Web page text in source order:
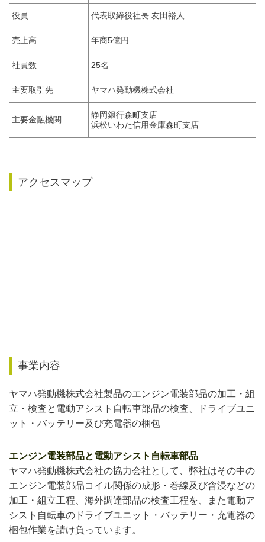
役員 代表取締役社長 友田裕人
売上高 年商5億円
社員数 25名
主要取引先 ヤマハ発動機株式会社
主要金融機関
静岡銀行森町支店
浜松いわた信用金庫森町支店
アクセスマップ
事業内容
ヤマハ発動機株式会社製品のエンジン電装部品の加工・組
立・検査と電動アシスト自転車部品の検査、ドライブユニ
ット・バッテリー及び充電器の梱包
エンジン電装部品と電動アシスト自転車部品
ヤマハ発動機株式会社の協力会社として、弊社はその中の
エンジン電装部品コイル関係の成形・巻線及び含浸などの
加工・組立工程、海外調達部品の検査工程を、また電動ア
シスト自転車のドライブユニット・バッテリー・充電器の
梱包作業を請け負っています。